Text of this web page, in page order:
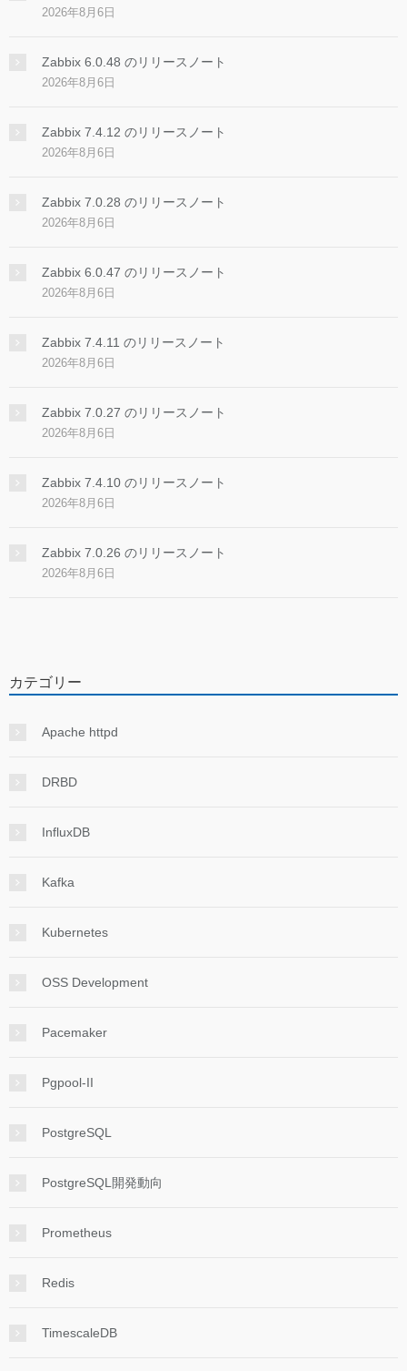
2026年8月6日
Zabbix 6.0.48 のリリースノート
2026年8月6日
Zabbix 7.4.12 のリリースノート
2026年8月6日
Zabbix 7.0.28 のリリースノート
2026年8月6日
Zabbix 6.0.47 のリリースノート
2026年8月6日
Zabbix 7.4.11 のリリースノート
2026年8月6日
Zabbix 7.0.27 のリリースノート
2026年8月6日
Zabbix 7.4.10 のリリースノート
2026年8月6日
Zabbix 7.0.26 のリリースノート
2026年8月6日
カテゴリー
Apache httpd
DRBD
InfluxDB
Kafka
Kubernetes
OSS Development
Pacemaker
Pgpool-II
PostgreSQL
PostgreSQL開発動向
Prometheus
Redis
TimescaleDB